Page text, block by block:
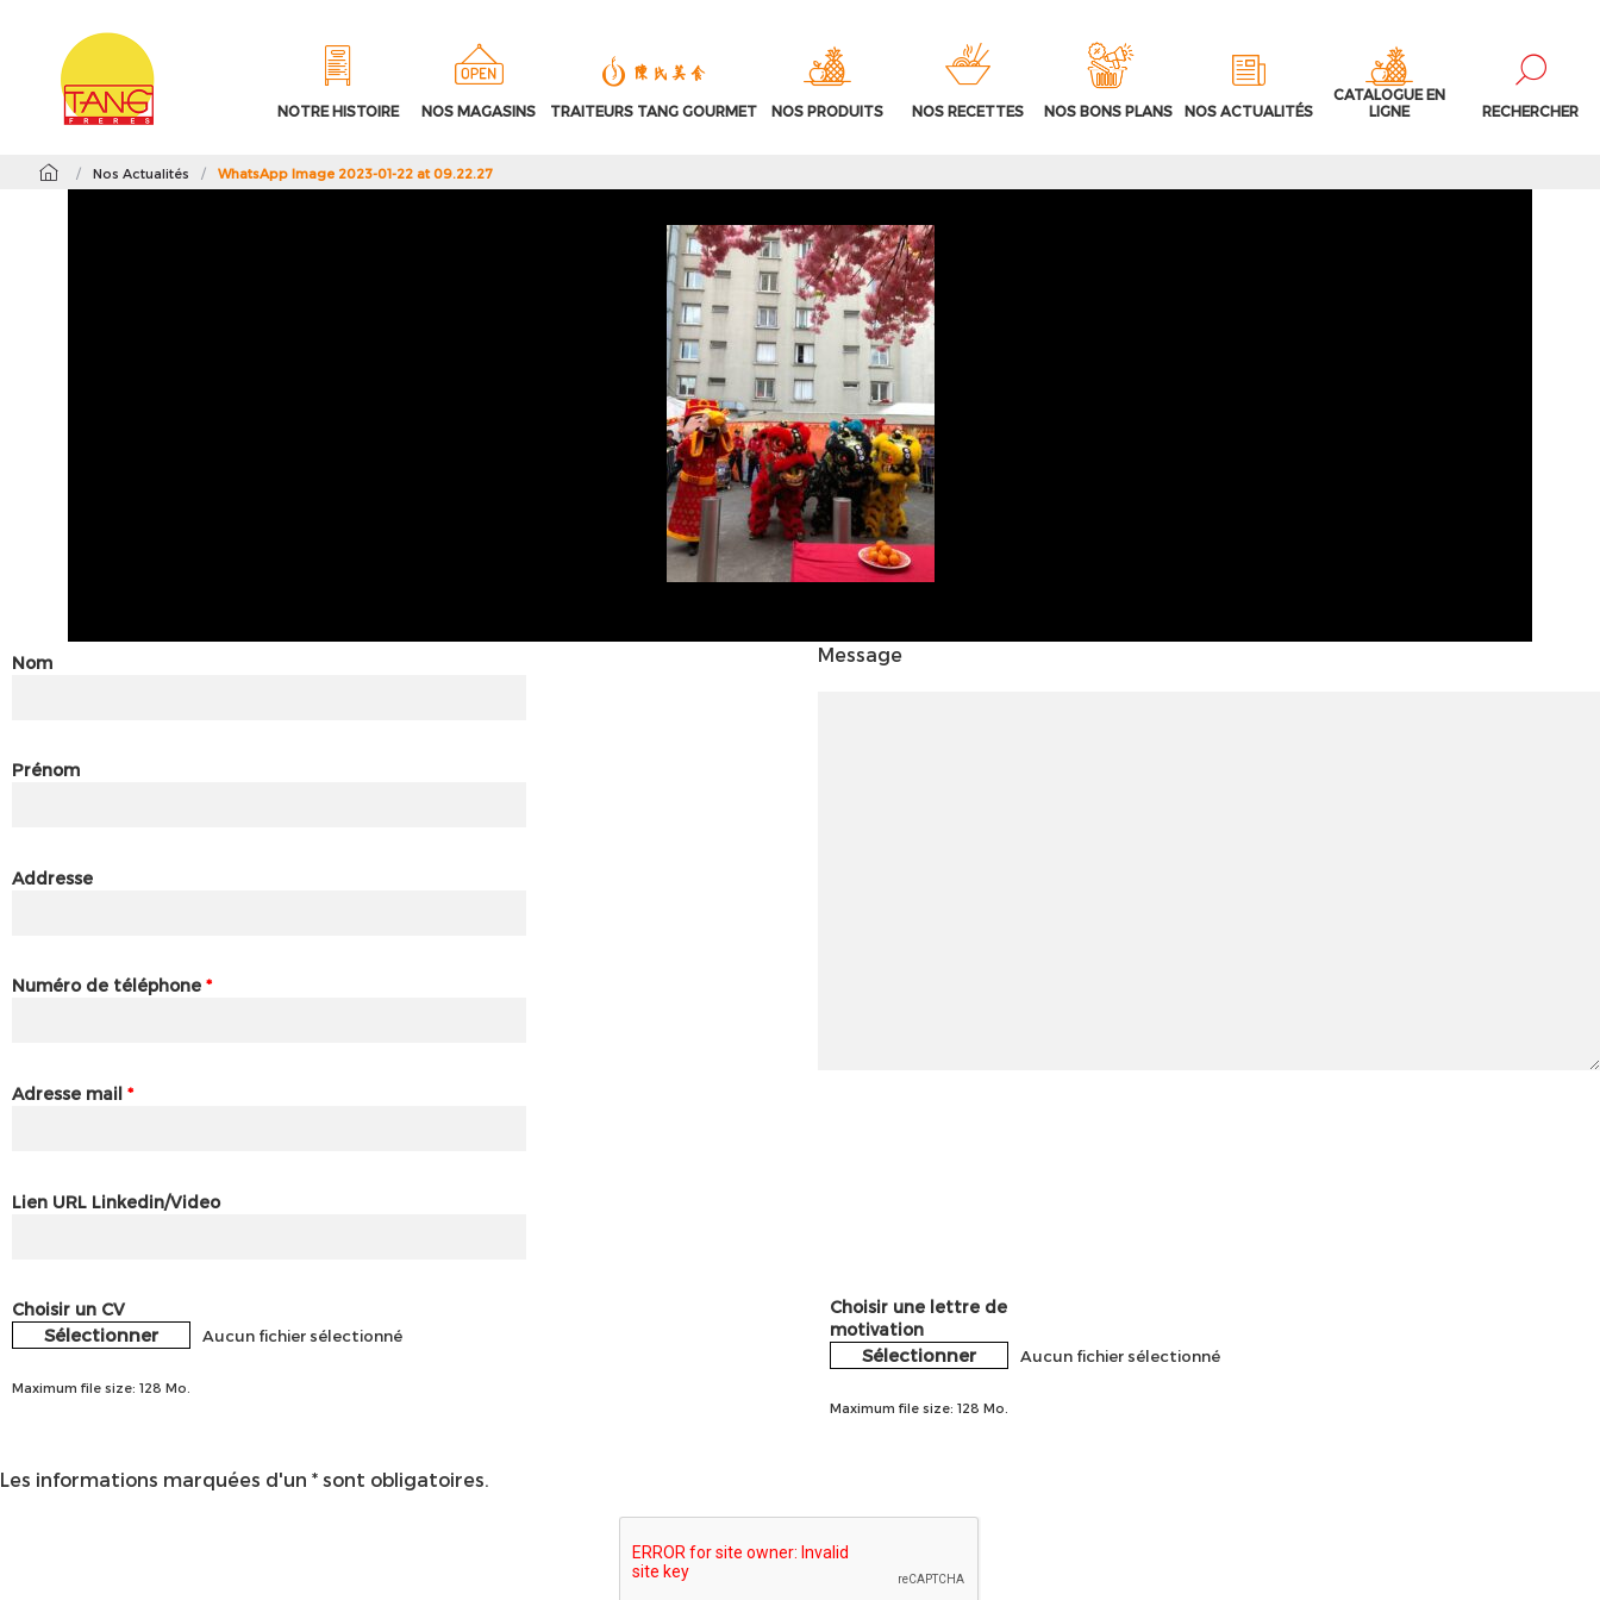
NOTRE HISTOIRE NOS MAGASINS TRAITEURS TANG GOURMET NOS PRODUITS NOS RECETTES NOS BONS PLANS NOS ACTUALITÉS
CATALOGUE EN
LIGNE
RECHERCHER
/ Nos Actualités / WhatsApp Image 2023-01-22 at 09.22.27
Nom
Prénom
Addresse
Numéro de téléphone *
Adresse mail *
Lien URL Linkedin/Video
Message
Choisir un CV
Sélectionner Aucun fichier sélectionné
Maximum file size: 128 Mo.
Choisir une lettre de
motivation
Sélectionner Aucun fichier sélectionné
Maximum file size: 128 Mo.
Les informations marquées d'un * sont obligatoires.